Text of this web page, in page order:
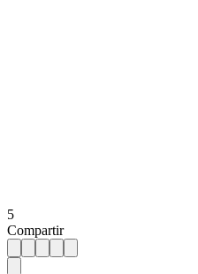
5
Compartir